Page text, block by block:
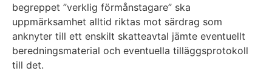
begreppet ”verklig förmånstagare” ska
uppmärksamhet alltid riktas mot särdrag som
anknyter till ett enskilt skatteavtal jämte eventuellt
beredningsmaterial och eventuella tilläggsprotokoll
till det.